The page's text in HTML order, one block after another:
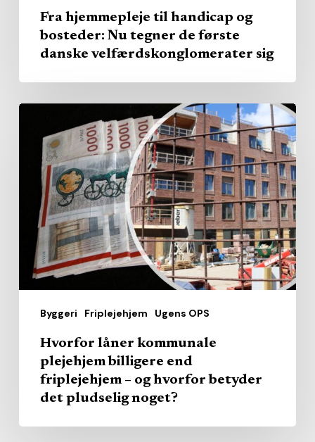
velfærdskonglomerater
Fra hjemmepleje til handicap og
bosteder: Nu tegner de første
danske velfærdskonglomerater sig
Byggeri Friplejehjem Ugens OPS
kommunale
plejehjem
billigere
friplejehjem
betyder
pludselig
noget?
Hvorfor låner kommunale
plejehjem billigere end
friplejehjem – og hvorfor betyder
det pludselig noget?